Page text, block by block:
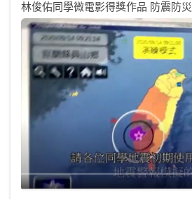
林俊佑同學微電影得獎作品 防震防災